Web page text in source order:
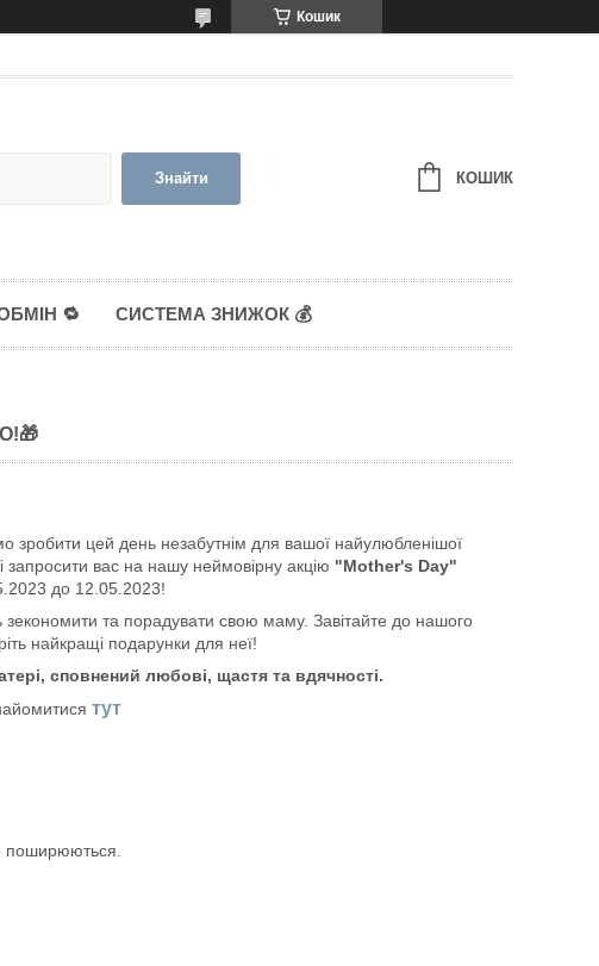
Кошик
Знайти КОШИК
🔁 СИСТЕМА ЗНИЖОК 💰
зробити цей день незабутнім для вашої найулюбленішої
вас на нашу неймовірну акцію "Mother's Day"
до 12.05.2023!
зекономити та порадувати свою маму. Завітайте до нашого
найкращі подарунки для неї!
сповнений любові, щастя та вдячності.
тут
поширюються.